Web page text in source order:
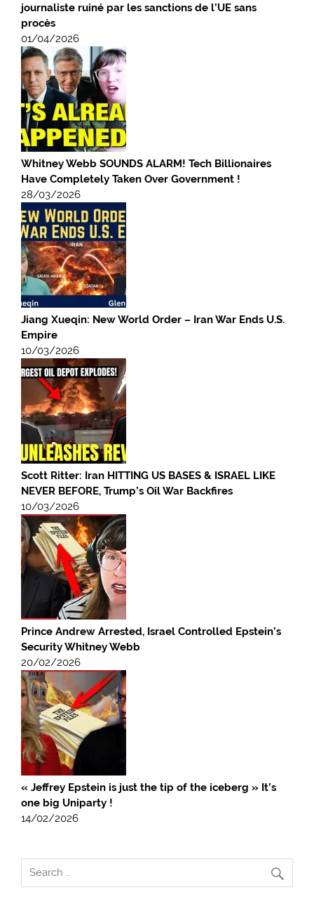
journaliste ruiné par les sanctions de l’UE sans
procès
01/04/2026
Whitney Webb SOUNDS ALARM! Tech Billionaires
Have Completely Taken Over Government !
28/03/2026
Jiang Xueqin: New World Order – Iran War Ends U.S.
Empire
10/03/2026
Scott Ritter: Iran HITTING US BASES & ISRAEL LIKE
NEVER BEFORE, Trump’s Oil War Backfires
10/03/2026
Prince Andrew Arrested, Israel Controlled Epstein’s
Security Whitney Webb
20/02/2026
« Jeffrey Epstein is just the tip of the iceberg » It’s
one big Uniparty !
14/02/2026